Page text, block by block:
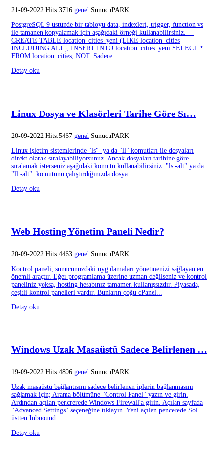
21-09-2022 Hits:3716 genel SunucuPARK
PostgreSQL 9 üstünde bir tabloyu data, indexleri, trigger, function vs
ile tamanen kopyalamak için aşağıdaki örneği kullanabilirsiniz.
CREATE TABLE location_cities_yeni (LIKE location_cities
INCLUDING ALL); INSERT INTO location_cities_yeni SELECT *
FROM location_cities; NOT: Sadece...
Detay oku
Linux Dosya ve Klasörleri Tarihe Göre Sı…
20-09-2022 Hits:5467 genel SunucuPARK
Linux işletim sistemlerinde "ls" ya da "ll" komutları ile dosyaları
direkt olarak sıralayabiliyorsunuz. Ancak dosyaları tarihine göre
sıralamak isterseniz aşağıdaki komutu kullanabilirsiniz. "ls -alt" ya da
"ll -alt" komutunu çalıştırdığınızda dosya...
Detay oku
Web Hosting Yönetim Paneli Nedir?
20-09-2022 Hits:4463 genel SunucuPARK
Kontrol paneli, sunucunuzdaki uygulamaları yönetmenizi sağlayan en
önemli araçtır. Eğer programlama üzerine uzman değilseniz ve kontrol
paneliniz yoksa, hosting hesabınız tamamen kullanışsızdır. Piyasada,
çeşitli kontrol panelleri vardır. Bunların çoğu cPanel...
Detay oku
Windows Uzak Masaüstü Sadece Belirlenen …
19-09-2022 Hits:4806 genel SunucuPARK
Uzak masaüstü bağlantısını sadece belirlenen iplerin bağlanmasını
sağlamak için; Arama bölümüne "Control Panel" yazın ve girin.
Ardından açılan pencrerede Windows Firewall'a girin. Açılan sayfada
"Advanced Settings" seçeneğine tıklayın. Yeni açılan pencerede Sol
üstten Inbuound...
Detay oku